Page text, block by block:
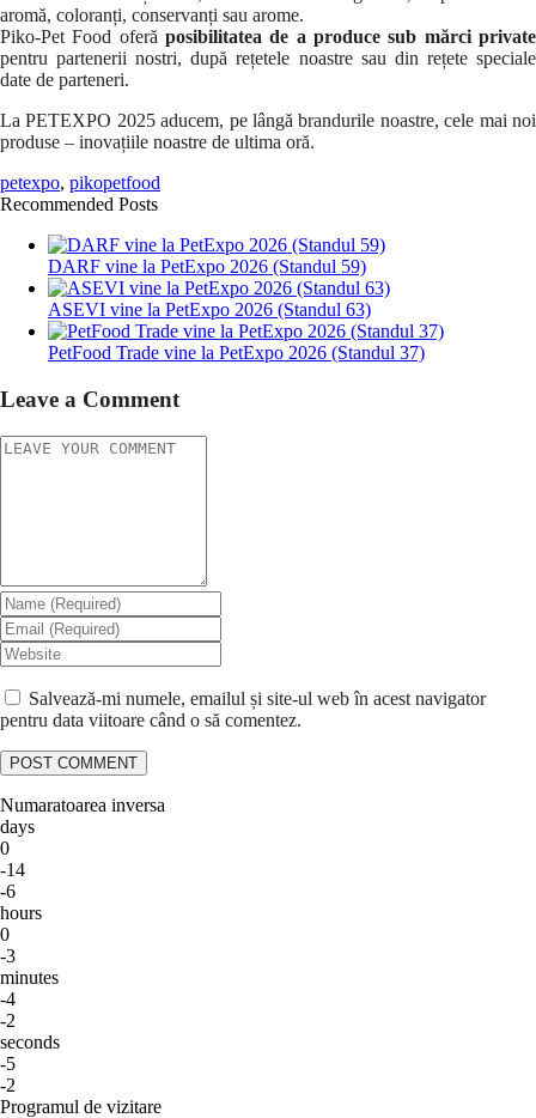
aromă, coloranți, conservanți sau arome.
Piko-Pet Food oferă posibilitatea de a produce sub mărci private
pentru partenerii nostri, după rețetele noastre sau din rețete speciale
date de parteneri.
La PETEXPO 2025 aducem, pe lângă brandurile noastre, cele mai noi
produse – inovațiile noastre de ultima oră.
petexpo, pikopetfood
Recommended Posts
DARF vine la PetExpo 2026 (Standul 59)
ASEVI vine la PetExpo 2026 (Standul 63)
PetFood Trade vine la PetExpo 2026 (Standul 37)
Leave a Comment
Salvează-mi numele, emailul și site-ul web în acest navigator
pentru data viitoare când o să comentez.
Numaratoarea inversa
days
0
-14
-6
hours
0
-3
minutes
-4
-2
seconds
-5
-2
Programul de vizitare